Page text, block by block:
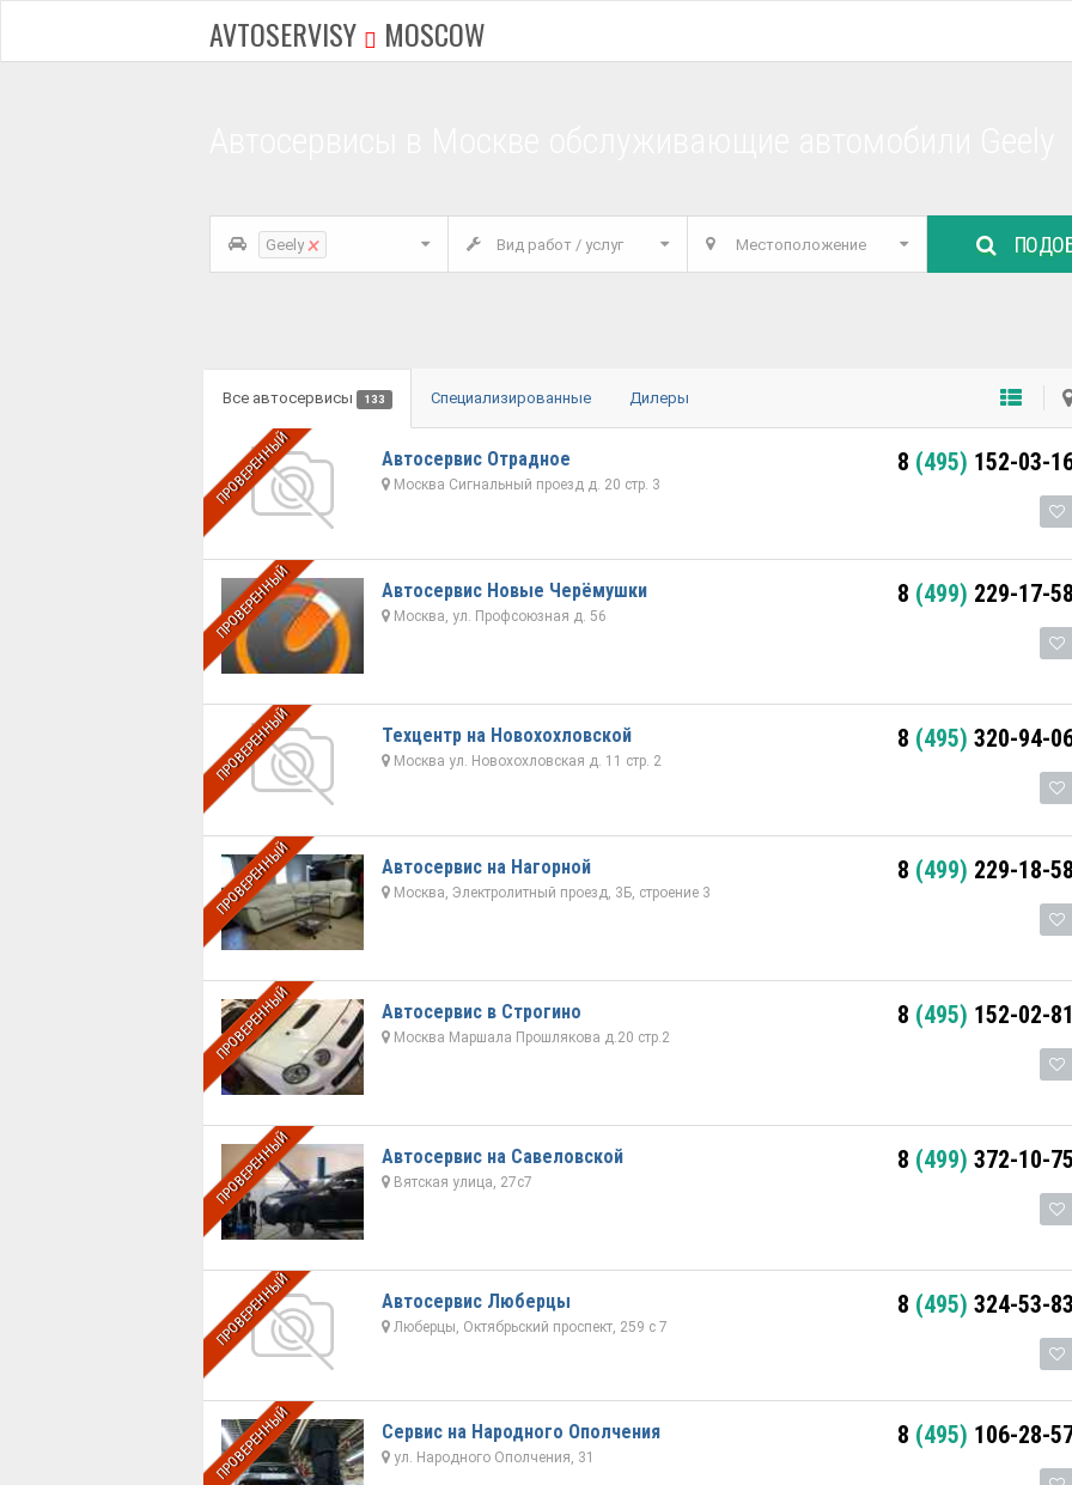
AVTOSERVISY MOSCOW
Geely × Вид работ / услуг Местоположение
Все автосервисы 133 Специализированные Дилеры
ПРОВЕРЕННЫЙ Автосервис Отрадное
Москва Сигнальный проезд д. 20 стр. 3
8 (495) 152-03-
ПРОВЕРЕННЫЙ Автосервис Новые Черёмушки
Москва, ул. Профсоюзная д. 56
8 (499) 229-17-58
ПРОВЕРЕННЫЙ Техцентр на Новохохловской
Москва ул. Новохохловская д. 11 стр. 2
8 (495) 320-94-
ПРОВЕРЕННЫЙ Автосервис на Нагорной
Москва, Электролитный проезд, 3Б, строение 3
8 (499) 229-18-58
ПРОВЕРЕННЫЙ Автосервис в Строгино
Москва Маршала Прошлякова д.20 стр.2
8 (495) 152-02-81
ПРОВЕРЕННЫЙ Автосервис на Савеловской
Вятская улица, 27с7
8 (499) 372-10-75
ПРОВЕРЕННЫЙ Автосервис Люберцы
Люберцы, Октябрьский проспект, 259 с 7
8 (495) 324-53-83
ПРОВЕРЕННЫЙ Сервис на Народного Ополчения
ул. Народного Ополчения, 31
8 (495) 106-28-